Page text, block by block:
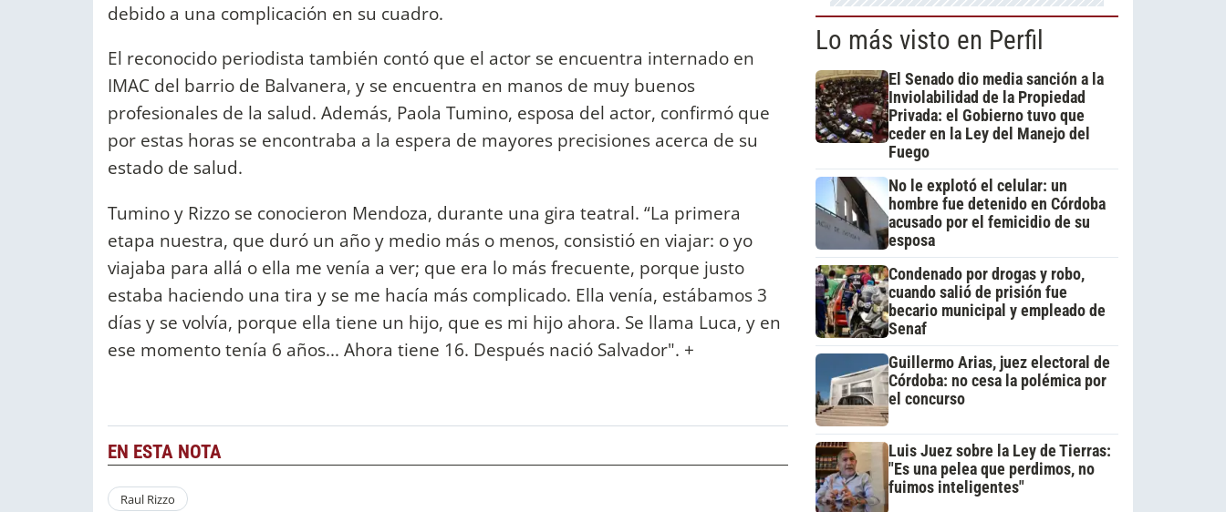
debido a una complicación en su cuadro.
El reconocido periodista también contó que el actor se encuentra internado en
IMAC del barrio de Balvanera, y se encuentra en manos de muy buenos
profesionales de la salud. Además, Paola Tumino, esposa del actor, confirmó que
por estas horas se encontraba a la espera de mayores precisiones acerca de su
estado de salud.
Tumino y Rizzo se conocieron Mendoza, durante una gira teatral. “La primera
etapa nuestra, que duró un año y medio más o menos, consistió en viajar: o yo
viajaba para allá o ella me venía a ver; que era lo más frecuente, porque justo
estaba haciendo una tira y se me hacía más complicado. Ella venía, estábamos 3
días y se volvía, porque ella tiene un hijo, que es mi hijo ahora. Se llama Luca, y en
ese momento tenía 6 años... Ahora tiene 16. Después nació Salvador". +
EN ESTA NOTA
Raul Rizzo
Lo más visto en Perfil
El Senado dio media sanción a la
Inviolabilidad de la Propiedad
Privada: el Gobierno tuvo que
ceder en la Ley del Manejo del
Fuego
No le explotó el celular: un
hombre fue detenido en Córdoba
acusado por el femicidio de su
esposa
Condenado por drogas y robo,
cuando salió de prisión fue
becario municipal y empleado de
Senaf
Guillermo Arias, juez electoral de
Córdoba: no cesa la polémica por
el concurso
Luis Juez sobre la Ley de Tierras:
"Es una pelea que perdimos, no
fuimos inteligentes"